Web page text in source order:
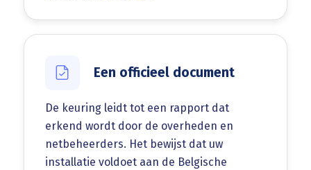
Een officieel document
De keuring leidt tot een rapport dat
erkend wordt door de overheden en
netbeheerders. Het bewijst dat uw
installatie voldoet aan de Belgische